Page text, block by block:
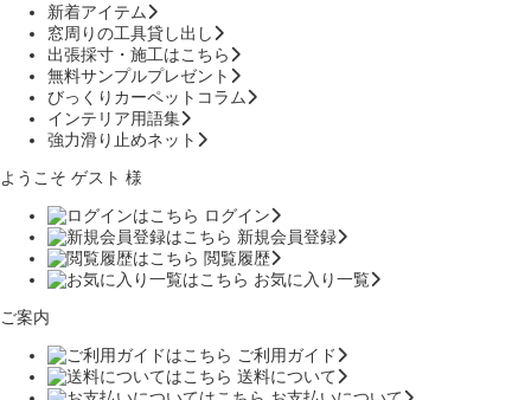
新着アイテム
窓周りの工具貸し出し
出張採寸・施工はこちら
無料サンプルプレゼント
びっくりカーペットコラム
インテリア用語集
強力滑り止めネット
ようこそ ゲスト 様
ログイン
新規会員登録
閲覧履歴
お気に入り一覧
ご案内
ご利用ガイド
送料について